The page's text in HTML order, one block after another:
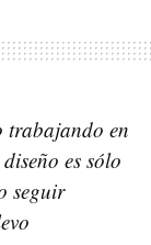
trabajando en
es sólo
seguir